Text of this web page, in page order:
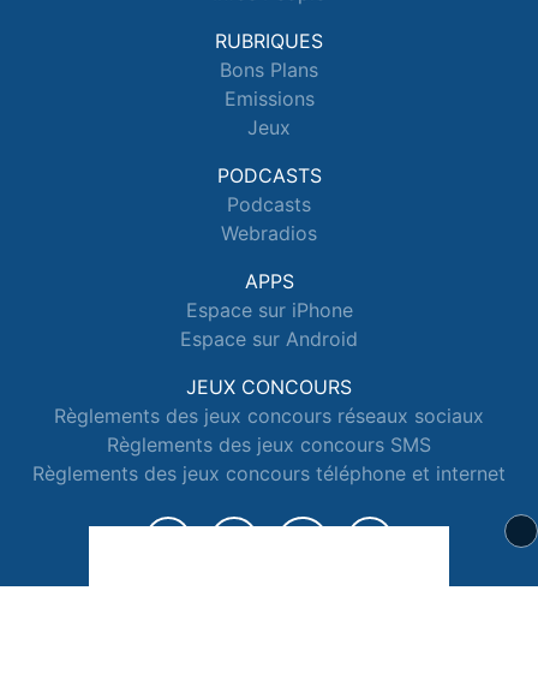
RUBRIQUES
Bons Plans
Emissions
Jeux
PODCASTS
Podcasts
Webradios
APPS
Espace sur iPhone
Espace sur Android
JEUX CONCOURS
Règlements des jeux concours réseaux sociaux
Règlements des jeux concours SMS
Règlements des jeux concours téléphone et internet